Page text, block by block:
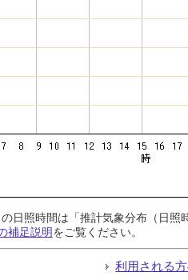
日照時間は「推計気象分布（日
補足説明をご覧ください。
利用される